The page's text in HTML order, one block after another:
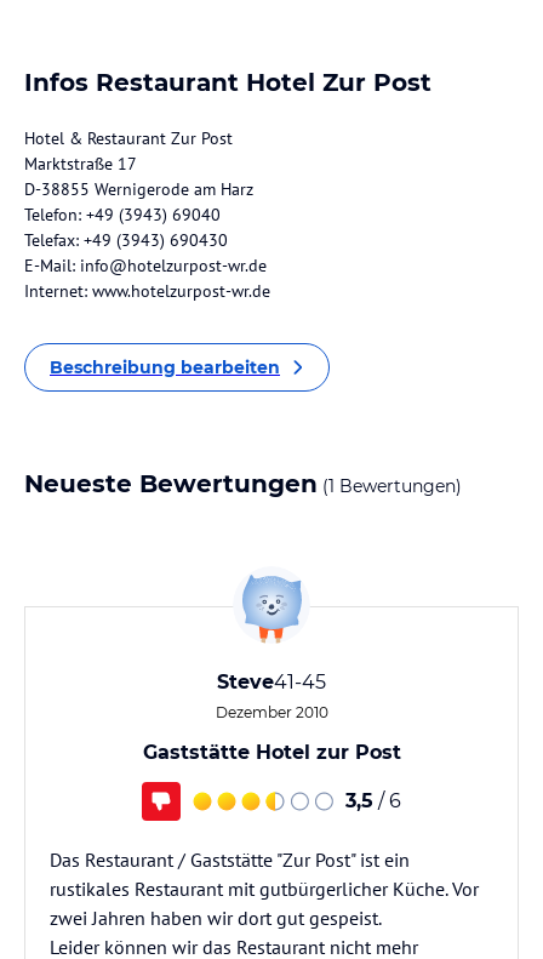
Infos Restaurant Hotel Zur Post
Hotel & Restaurant Zur Post
Marktstraße 17
D-38855 Wernigerode am Harz
Telefon: +49 (3943) 69040
Telefax: +49 (3943) 690430
E-Mail: info@hotelzurpost-wr.de
Internet: www.hotelzurpost-wr.de
Beschreibung bearbeiten
Neueste Bewertungen (1 Bewertungen)
Steve41-45
Dezember 2010
Gaststätte Hotel zur Post
3,5 / 6
Das Restaurant / Gaststätte "Zur Post" ist ein
rustikales Restaurant mit gutbürgerlicher Küche. Vor
zwei Jahren haben wir dort gut gespeist.
Leider können wir das Restaurant nicht mehr